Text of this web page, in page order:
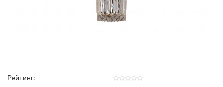
Рейтинг: